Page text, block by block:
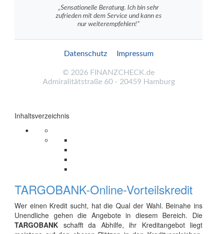
„Sensationelle Beratung. Ich bin sehr
zufrieden mit dem Service und kann es
nur weiterempfehlen!”
© 2026 FINANZCHECK.de
Admiralitätstraße 60 - 20459 Hamburg
Datenschutz Impressum
Inhaltsverzeichnis
TARGOBANK-Online-Vorteilskredit
Wer einen Kredit sucht, hat die Qual der Wahl. Beinahe ins
Unendliche gehen die Angebote in diesem Bereich. Die
TARGOBANK schafft da Abhilfe, ihr Kreditangebot liegt